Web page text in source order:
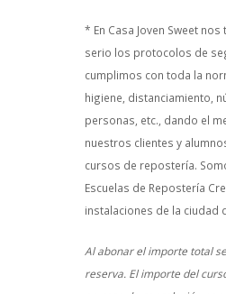
* En Casa Joven Sweet
serio los protocolos de
cumplimos con toda la
higiene, distanciamiento,
personas, etc., dando el
nuestros clientes y
cursos de repostería.
Escuelas de Repostería
instalaciones de la ciudad
Al abonar el importe total
reserva. El importe del